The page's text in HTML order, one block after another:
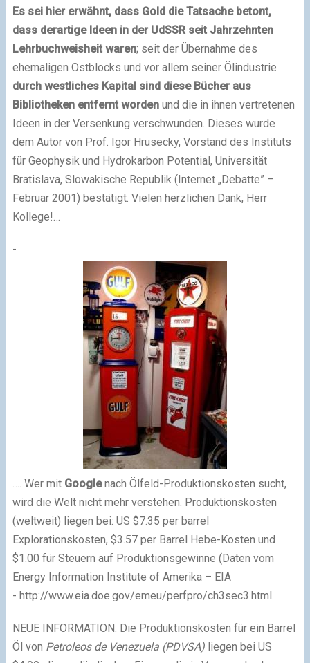
Es sei hier erwähnt, dass Gold die Tatsache betont,
dass derartige Ideen in der UdSSR seit Jahrzehnten
Lehrbuchweisheit waren; seit der Übernahme des
ehemaligen Ostblocks und vor allem seiner Ölindustrie
durch westliches Kapital sind diese Bücher aus
Bibliotheken entfernt wordenund die in ihnen vertretenen
Ideen in der Versenkung verschwunden. Dieses wurde
dem Autor von Prof. Igor Hrusecky, Vorstand des Instituts
für Geophysik und Hydrokarbon Potential, Universität
Bratislava, Slowakische Republik (Internet „Debatte” –
Februar 2001) bestätigt. Vielen herzlichen Dank, Herr
Kollege!…
-
…. Wer mit Googlenach Ölfeld-Produktionskosten sucht,
wird die Welt nicht mehr verstehen. Produktionskosten
(weltweit) liegen bei: US $7.35 per barrel
Explorationskosten, $3.57 per Barrel Hebe-Kosten und
$1.00 für Steuern auf Produktionsgewinne (Daten vom
Energy Information Institute of Amerika – EIA
- http://www.eia.doe.gov/emeu/perfpro/ch3sec3.html.
NEUE INFORMATION: Die Produktionskosten für ein Barrel
Öl von Petroleos de Venezuela (PDVSA)liegen bei US